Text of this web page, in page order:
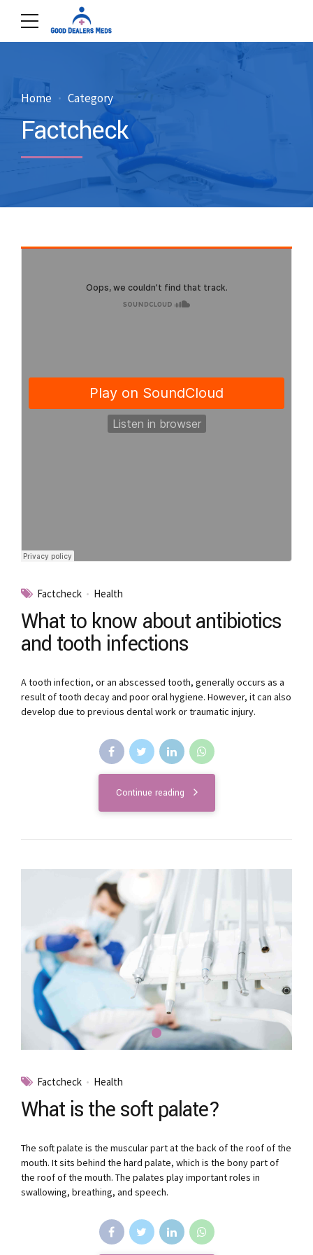
Home Category
Factcheck
Factcheck Health
What to know about antibiotics
and tooth infections
A tooth infection, or an abscessed tooth, generally occurs as a
result of tooth decay and poor oral hygiene. However, it can also
develop due to previous dental work or traumatic injury.
Continue reading
Factcheck Health
What is the soft palate?
The soft palate is the muscular part at the back of the roof of the
mouth. It sits behind the hard palate, which is the bony part of
the roof of the mouth. The palates play important roles in
swallowing, breathing, and speech.